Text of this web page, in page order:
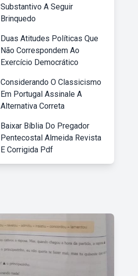
Substantivo A Seguir
Brinquedo
Duas Atitudes Políticas Que
Não Correspondem Ao
Exercício Democrático
Considerando O Classicismo
Em Portugal Assinale A
Alternativa Correta
Baixar Bíblia Do Pregador
Pentecostal Almeida Revista
E Corrigida Pdf